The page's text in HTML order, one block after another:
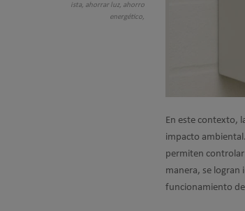
ista, ahorrar luz, ahorro
energético,
En este contexto,
impacto
permiten controlar
manera, se logran
funcionamiento